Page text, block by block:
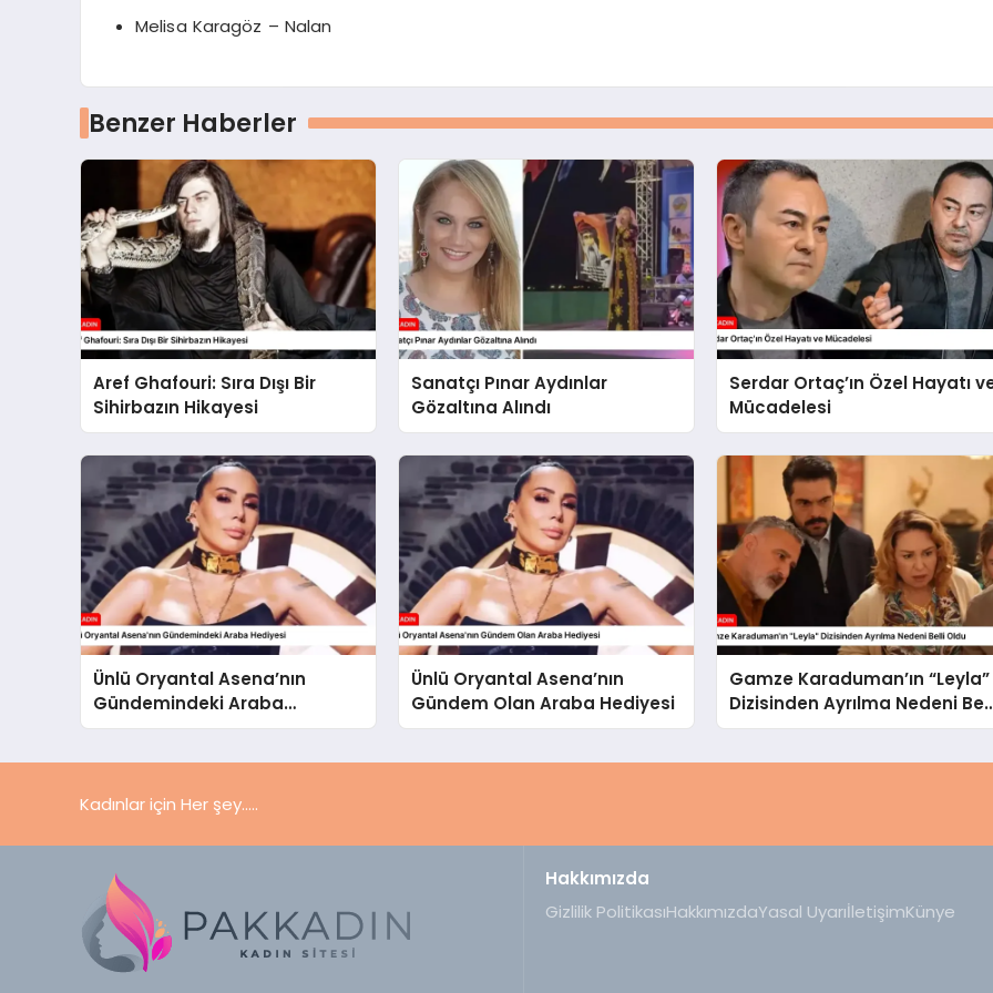
Melisa Karagöz – Nalan
Benzer Haberler
Aref Ghafouri: Sıra Dışı Bir
Sihirbazın Hikayesi
Sanatçı Pınar Aydınlar
Gözaltına Alındı
Serdar Ortaç’ın Özel Hayatı
Mücadelesi
Ünlü Oryantal Asena’nın
Gündemindeki Araba
Hediyesi
Ünlü Oryantal Asena’nın
Gündem Olan Araba Hediyesi
Gamze Karaduman’ın “Leyla”
Dizisinden Ayrılma Nedeni
Oldu
Kadınlar için Her şey.....
Hakkımızda
Gizlilik PolitikasıHakkımızdaYasal UyarıİletişimKünye